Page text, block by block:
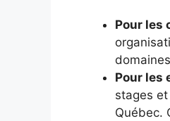
Pour les
Pour les
stages
Québec.